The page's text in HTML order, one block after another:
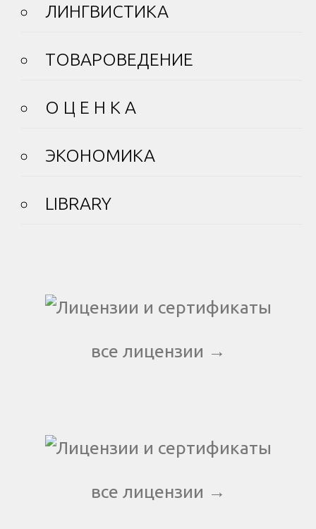
ЛИНГВИСТИКА
ТОВАРОВЕДЕНИЕ
О Ц Е Н К А
ЭКОНОМИКА
LIBRARY
все лицензии →
все лицензии →